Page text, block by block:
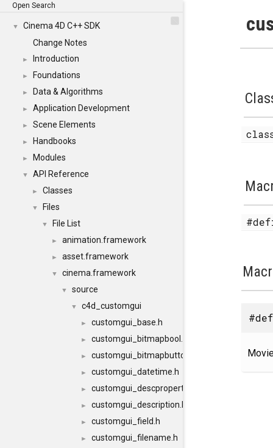
Open Search
▼
Cinema 4D C++ SDK
Change Notes
► Introduction
► Foundations
► Data & Algorithms
► Application Development
► Scene Elements
► Handbooks
► Modules
▼ API Reference
► Classes
▼ Files
▼ File List
► animation.framework
► asset.framework
▼ cinema.framework
▼ source
▼ c4d_customgui
► customgui_base.h
► customgui_bitmapbool.h
► customgui_bitmapbutton.h
► customgui_datetime.h
► customgui_descproperty.h
► customgui_description.h
► customgui_field.h
► customgui_filename.h